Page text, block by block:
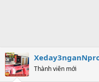
Thành viên mới